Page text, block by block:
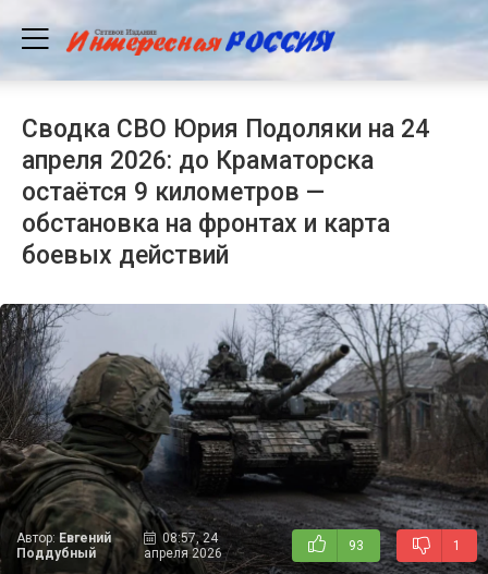
Сводка СВО Юрия Подоляки на 24
апреля 2026: до Краматорска
остаётся 9 километров —
обстановка на фронтах и карта
боевых действий
Автор: Евгений
Поддубный
08:57, 24
апреля 2026
93 1